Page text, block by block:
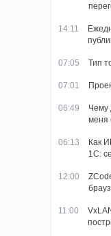
14:11
07:05 Тип
07:01
06:49
Чему
меня
06:13
Как
1С:
12:00
11:00